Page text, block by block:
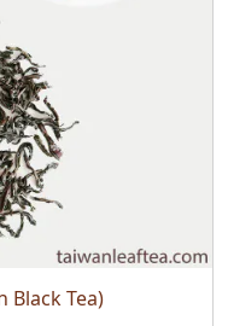
Tea)